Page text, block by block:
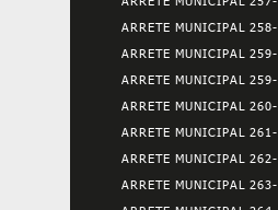
ARRETE MUNICIPAL
ARRETE MUNICIPAL
ARRETE MUNICIPAL
ARRETE MUNICIPAL
ARRETE MUNICIPAL
ARRETE MUNICIPAL
ARRETE MUNICIPAL